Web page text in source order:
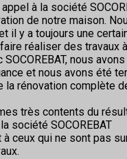
à la société
de notre maison.
il y a toujours une
réaliser des travaux
SOCOREBAT, nous
et nous avons été
la rénovation complète
très contents du
société SOCOREBAT
ceux qui ne sont pas